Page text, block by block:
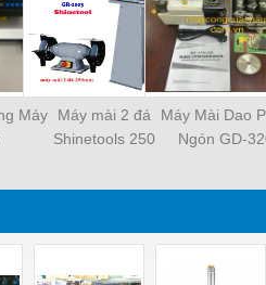
Máy
Máy mài 2 đá
Shinetools 250
Máy Mài Dao
Ngón GD-